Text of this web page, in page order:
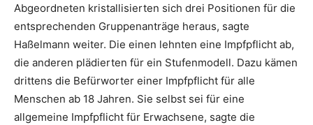
Abgeordneten kristallisierten sich drei Positionen für die
entsprechenden Gruppenanträge heraus, sagte
Haßelmann weiter. Die einen lehnten eine Impfpflicht ab,
die anderen plädierten für ein Stufenmodell. Dazu kämen
drittens die Befürworter einer Impfpflicht für alle
Menschen ab 18 Jahren. Sie selbst sei für eine
allgemeine Impfpflicht für Erwachsene, sagte die